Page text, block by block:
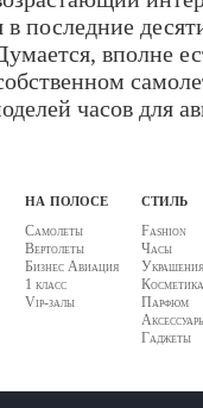
последние
вполне
часов для
на полосе
Самолеты
Вертолеты
Бизнес Авиация
1 класс
Vip-залы
стиль
Fashion
Часы
Парфюм
Гаджеты